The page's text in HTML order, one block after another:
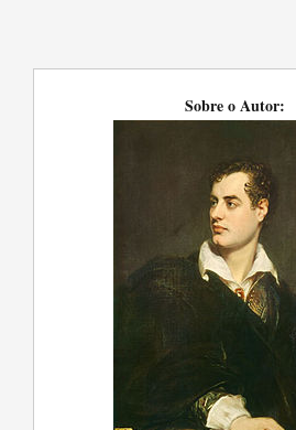
Sobre o Autor: